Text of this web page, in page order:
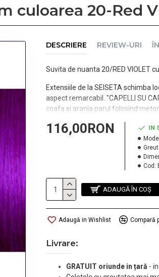
culoarea 20-Red
DESCRIERE REVIEW-URI
Suvita de nuanta 20/RED VIOLET
Extensiile de la SEISETA schimba
aspect remarcabil. "CAPELLI SU
coafa si aranja parul folosind
116,00RON
IN
Cod:
ADAUGĂ ÎN COŞ
Adaugă in Wishlist Compară
Livrare:
GRATUIT oriunde in țară -